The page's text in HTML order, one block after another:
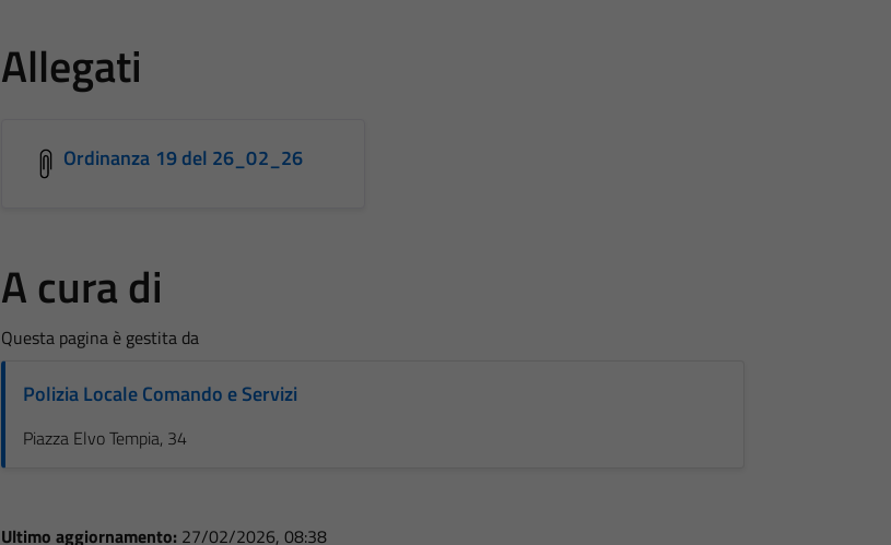
Allegati
Ordinanza 19 del 26_02_26
A cura di
Questa pagina è gestita da
Polizia Locale Comando e Servizi
Piazza Elvo Tempia, 34
Ultimo aggiornamento: 27/02/2026, 08:38